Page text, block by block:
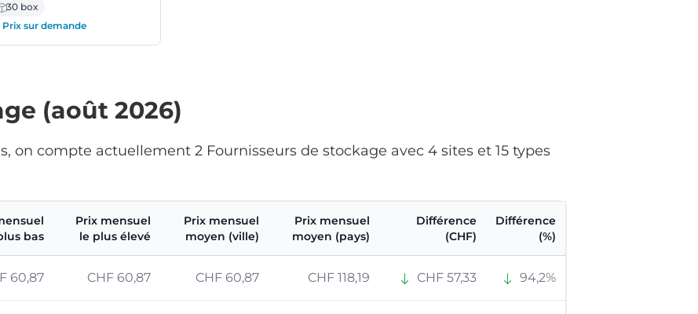
30 box
Prix sur demande
(août 2026)
on compte actuellement 2 Fournisseurs de stockage avec 4 sites et 15 types
bas
Prix mensuel
le plus élevé
Prix mensuel
moyen (ville)
Prix mensuel
moyen (pays)
Différence
(CHF)
Différence
(%)
60,87 CHF 60,87 CHF 60,87 CHF 118,19 CHF 57,33 94,2%